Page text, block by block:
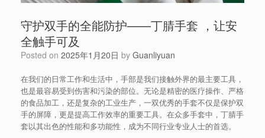
守护双手的全能防护——丁腈手套 ，让安
全触手可及
Posted on 2025年1月20日 by Guanliyuan
在我们的日常工作和生活中，手部是我们接触外界的最主要工具，
也是最容易受到伤害和污染的部位。无论是精密的医疗操作、严格
的食品加工，还是复杂的工业生产，一双优秀的手套不仅是保护双
手的屏障，更是提高工作效率的重要工具。在众多手套中，丁腈手
套以其出色的性能和多功能性，成为不同行业专业人士的首选。